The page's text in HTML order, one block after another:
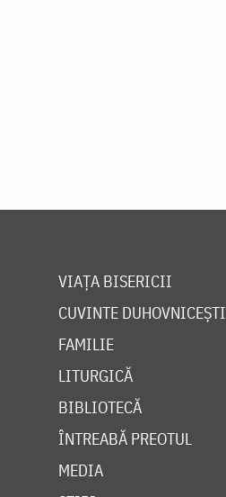
VIAȚA BISERICII
CUVINTE DUHOVNICEȘTI
FAMILIE
LITURGICĂ
BIBLIOTECĂ
ÎNTREABĂ PREOTUL
MEDIA